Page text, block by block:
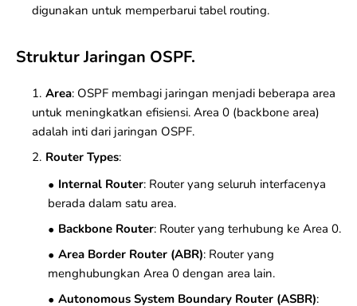
digunakan untuk memperbarui tabel routing.
Struktur Jaringan OSPF.
Area: OSPF membagi jaringan menjadi beberapa area
untuk meningkatkan efisiensi. Area 0 (backbone area)
adalah inti dari jaringan OSPF.
Router Types:
Internal Router: Router yang seluruh interfacenya
berada dalam satu area.
Backbone Router: Router yang terhubung ke Area 0.
Area Border Router (ABR): Router yang
menghubungkan Area 0 dengan area lain.
Autonomous System Boundary Router (ASBR):